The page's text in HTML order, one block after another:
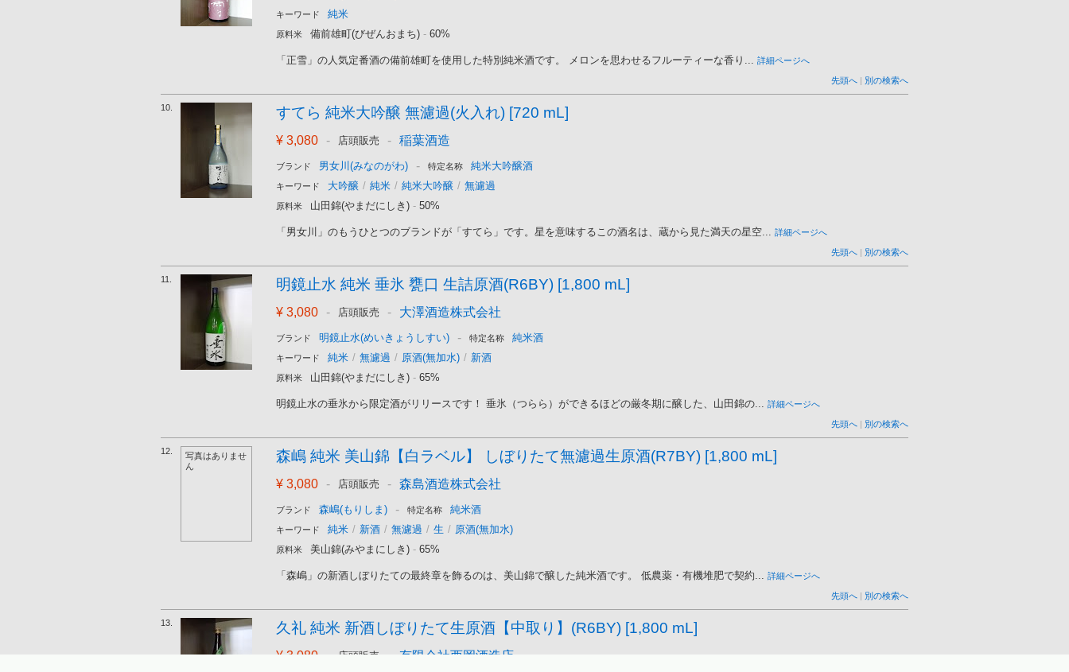
キーワード 純米
原料米 備前雄町(びぜんおまち) - 60%
「正雪」の人気定番酒の備前雄町を使用した特別純米酒です。 メロンを思わせるフルーティーな香り... 詳細ページへ
先頭へ | 別の検索へ
10. すてら 純米大吟醸 無濾過(火入れ) [720 mL]
¥ 3,080 - 店頭販売 - 稲葉酒造
ブランド 男女川(みなのがわ) - 特定名称 純米大吟醸酒
キーワード 大吟醸 / 純米 / 純米大吟醸 / 無濾過
原料米 山田錦(やまだにしき) - 50%
「男女川」のもうひとつのブランドが「すてら」です。星を意味するこの酒名は、蔵から見た満天の星空... 詳細ページへ
先頭へ | 別の検索へ
11. 明鏡止水 純米 垂氷 甕口 生詰原酒(R6BY) [1,800 mL]
¥ 3,080 - 店頭販売 - 大澤酒造株式会社
ブランド 明鏡止水(めいきょうしすい) - 特定名称 純米酒
キーワード 純米 / 無濾過 / 原酒(無加水) / 新酒
原料米 山田錦(やまだにしき) - 65%
明鏡止水の垂氷から限定酒がリリースです！ 垂氷（つらら）ができるほどの厳冬期に醸した、山田錦の... 詳細ページへ
先頭へ | 別の検索へ
12.
写真はありませ
ん
森嶋 純米 美山錦【白ラベル】 しぼりたて無濾過生原酒(R7BY) [1,800 mL]
¥ 3,080 - 店頭販売 - 森島酒造株式会社
ブランド 森嶋(もりしま) - 特定名称 純米酒
キーワード 純米 / 新酒 / 無濾過 / 生 / 原酒(無加水)
原料米 美山錦(みやまにしき) - 65%
「森嶋」の新酒しぼりたての最終章を飾るのは、美山錦で醸した純米酒です。 低農薬・有機堆肥で契約... 詳細ページへ
先頭へ | 別の検索へ
13. 久礼 純米 新酒しぼりたて生原酒【中取り】(R6BY) [1,800 mL]
¥ 3,080 店頭販売 有限会社西岡酒造店